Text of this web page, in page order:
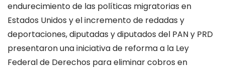
endurecimiento de las políticas migratorias en
Estados Unidos y el incremento de redadas y
deportaciones, diputadas y diputados del PAN y PRD
presentaron una iniciativa de reforma a la Ley
Federal de Derechos para eliminar cobros en